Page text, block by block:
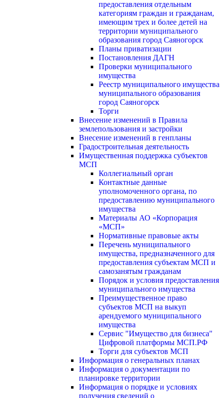
предоставления отдельным
категориям граждан и гражданам,
имеющим трех и более детей на
территории муниципального
образования город Саяногорск
Планы приватизации
Постановления ДАГН
Проверки муниципального
имущества
Реестр муниципального имущества
муниципального образования
город Саяногорск
Торги
Внесение изменений в Правила
землепользования и застройки
Внесение изменений в генпланы
Градостроительная деятельность
Имущественная поддержка субъектов
МСП
Коллегиальный орган
Контактные данные
уполномоченного органа, по
предоставлению муниципального
имущества
Материалы АО «Корпорация
«МСП»
Нормативные правовые акты
Перечень муниципального
имущества, предназначенного для
предоставления субъектам МСП и
самозанятым гражданам
Порядок и условия предоставления
муниципального имущества
Преимущественное право
субъектов МСП на выкуп
арендуемого муниципального
имущества
Сервис "Имущество для бизнеса"
Цифровой платформы МСП.РФ
Торги для субъектов МСП
Информация о генеральных планах
Информация о документации по
планировке территории
Информация о порядке и условиях
получения сведений о